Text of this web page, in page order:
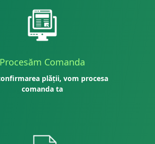
Procesăm Comanda
plății, vom procesa
comanda ta